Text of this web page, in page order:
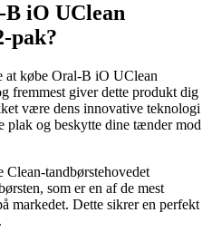
iO UClean
pak?
at købe Oral-B iO UClean
fremmest giver dette produkt dig
være dens innovative teknologi
plak og beskytte dine tænder mod
tandbørstehovedet
som er en af de mest
markedet. Dette sikrer en perfekt